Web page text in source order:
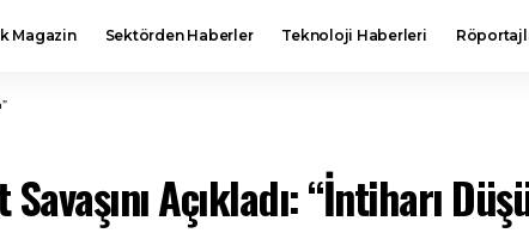
Magazin Sektörden Haberler Teknoloji Haberleri
Açıkladı: “İntiharı